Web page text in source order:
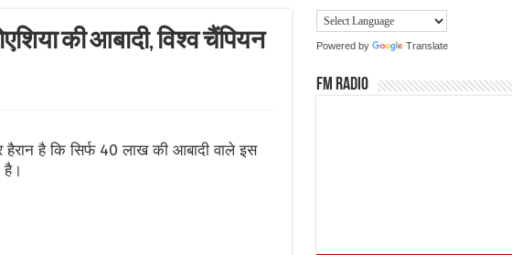
की आबादी, विश्व चैंपियन
हैरान है कि सिर्फ 40 लाख की आबादी वाले इस
है।
Powered by Translate
FM Radio